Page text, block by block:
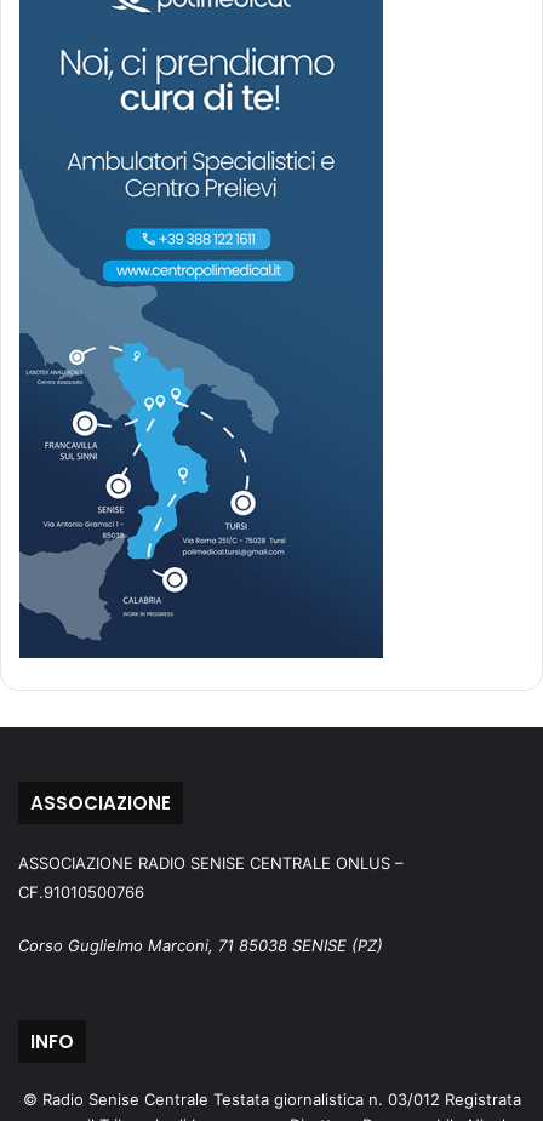
ASSOCIAZIONE
ASSOCIAZIONE RADIO SENISE CENTRALE ONLUS –
CF.91010500766
Corso Guglielmo Marconi, 71 85038 SENISE (PZ)
INFO
© Radio Senise Centrale Testata giornalistica n. 03/012 Registrata